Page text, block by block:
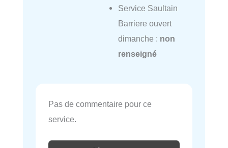
Service Saultain
Barriere ouvert
dimanche : non
renseigné
Pas de commentaire pour ce
service.